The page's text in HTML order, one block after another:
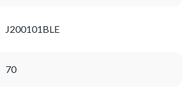
J200101BLE
70